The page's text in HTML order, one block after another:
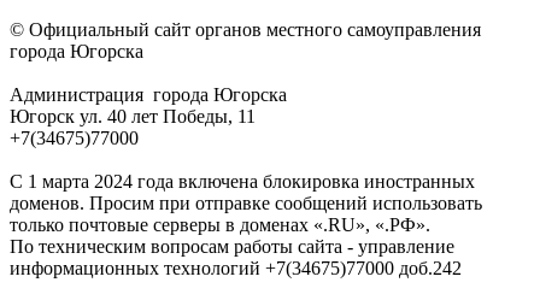
© Официальный сайт органов местного самоуправления
города Югорска
Администрация города Югорска
Югорск ул. 40 лет Победы, 11
+7(34675)77000
С 1 марта 2024 года включена блокировка иностранных
доменов. Просим при отправке сообщений использовать
только почтовые серверы в доменах «.RU», «.РФ».
По техническим вопросам работы сайта - управление
информационных технологий +7(34675)77000 доб.242